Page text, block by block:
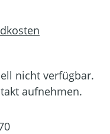
nicht verfügbar.
aufnehmen.